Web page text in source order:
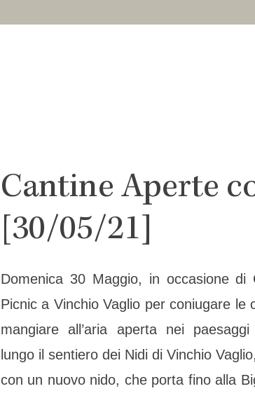
Cantine Aperte
[30/05/21]
Domenica 30 Maggio, in occasione di
Picnic a Vinchio Vaglio per coniugare le
mangiare all’aria aperta nei paesaggi
lungo il sentiero dei Nidi di Vinchio
con un nuovo nido, che porta fino alla